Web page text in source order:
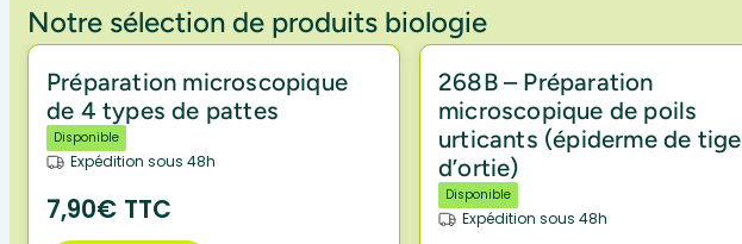
Notre sélection de produits biologie
Préparation microscopique
de 4 types de pattes
Disponible
Expédition sous 48h
7,90€ TTC
268B – Préparation
microscopique de poils
urticants (épiderme de tige
d’ortie)
Disponible
Expédition sous 48h